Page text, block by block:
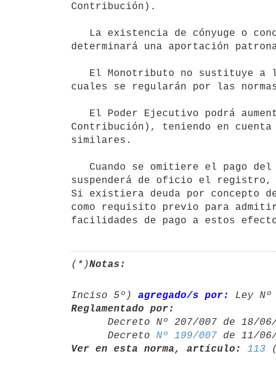
Contribución).
determinará una aportación
cuales se regularán por las
Contribución), teniendo en
similares.
suspenderá de oficio el registro,
Si existiera deuda por concepto
como requisito previo para
facilidades de pago a estos
(*)Notas:
Inciso 5º) agregado/s por: Ley
Reglamentado por:
Decreto Nº 207/007 de 18/
      Decreto
Nº 199/007
Ver en esta norma, artículo:
113